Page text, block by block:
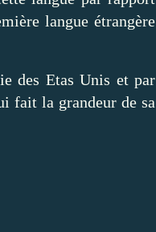
langue étrangère
des Etas Unis et par
fait la grandeur de sa